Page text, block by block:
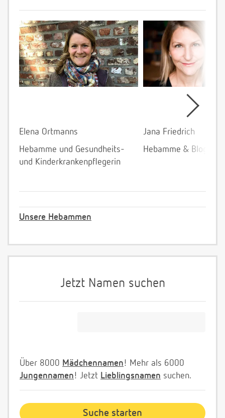
Elena Ortmanns
Hebamme und Gesundheits-
und Kinderkrankenpflegerin
Jana Friedrich
Hebamme &
Unsere Hebammen
Jetzt Namen suchen
Über 8000 Mädchennamen! Mehr als 6000
Jungennamen! Jetzt Lieblingsnamen suchen.